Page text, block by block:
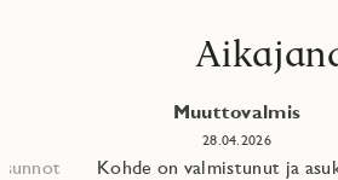
Muuttovalmis
28.04.2026
Kohde on valmistunut ja